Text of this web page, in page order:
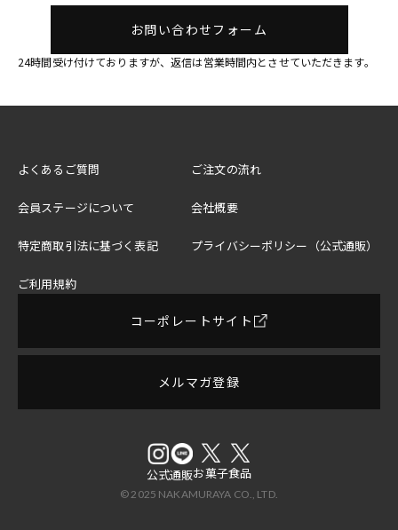
お問い合わせフォーム
24時間受け付けておりますが、返信は営業時間内とさせていただきます。
よくあるご質問 ご注文の流れ
会員ステージについて 会社概要
特定商取引法に基づく表記 プライバシーポリシー（公式通販）
ご利用規約
コーポレートサイト
メルマガ登録
公式通販お菓子食品
© 2025 NAKAMURAYA CO., LTD.